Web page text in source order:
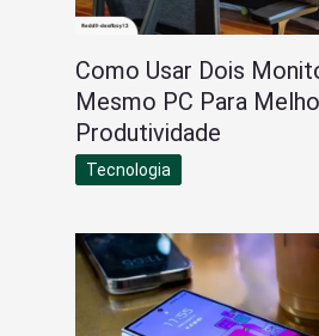
Como Usar Dois
Mesmo PC Para
Produtividade
Tecnologia